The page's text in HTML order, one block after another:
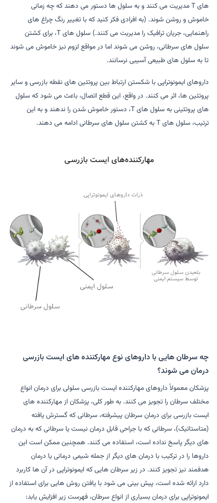
های T مدیریت می کنند و به سلول ها دستور می دهند که چه زمانی
خاموش و روشن شوند. (به افرادی فکر کنید که با تغییر رنگ چراغ های
راهنمایی، جریان ترافیک را مدیریت می کنند.) سلول های T، برای کشتن
سلول های سرطانی، روشن می شوند اما در مواقع لزوم نیز خاموش می شوند
تا به سلول های طبیعی آسیبی نرسانند.
داروهای ایمونوتراپی با شکستن ارتباط بین پروتئین های نقطه بازرسی و سایر
پروتئین ها، اثر می کنند. در واقع، این قطع اتصال، باعث می شود که سلول
های پروتئینی به سلول های T، دستور خاموش شدن را ندهند و به این
ترتیب، سلول های T به کشتن سلول های سرطانی ادامه می دهند.
چه سرطان هایی با داروهای نوع مهارکننده های ایست بازرسی
درمان می شوند؟
پزشکان معمولاً داروهای مهارکننده ایست بازرسی سلولی برای درمان انواع
مختلف سرطان را تجویز می کنند. به طور کلی، پزشکان از مهارکننده های
ایست بازرسی برای درمان سرطان پیشرفته، سرطانی که گسترش یافته
(متاستاتیک)، سرطانی که با جراحی قابل درمان نیست یا سرطانی که به درمان
های دیگر پاسخ نداده است، استفاده می کنند. همچنین ممکن است این
داروها را در ترکیب با درمان های دیگر از جمله شیمی درمانی یا درمان
هدفمند نیز تجویز کنند. در زیر سرطان هایی که ایمونوتراپی در آن ها کاربرد
دارد ارائه شده است، پیش بینی می شود با یافتن روش هایی برای استفاده از
ایمونوتراپی برای درمان بسیاری از انواع سرطان، فهرست زیر افزایش یابد: